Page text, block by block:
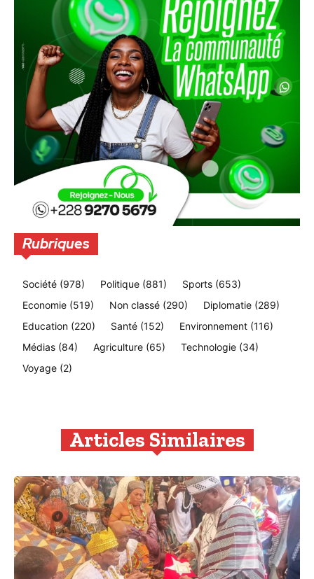
Rubriques
Société (978) Politique (881) Sports (653)
Economie (519) Non classé (290) Diplomatie (289)
Education (220) Santé (152) Environnement (116)
Médias (84) Agriculture (65) Technologie (34)
Voyage (2)
Articles Similaires